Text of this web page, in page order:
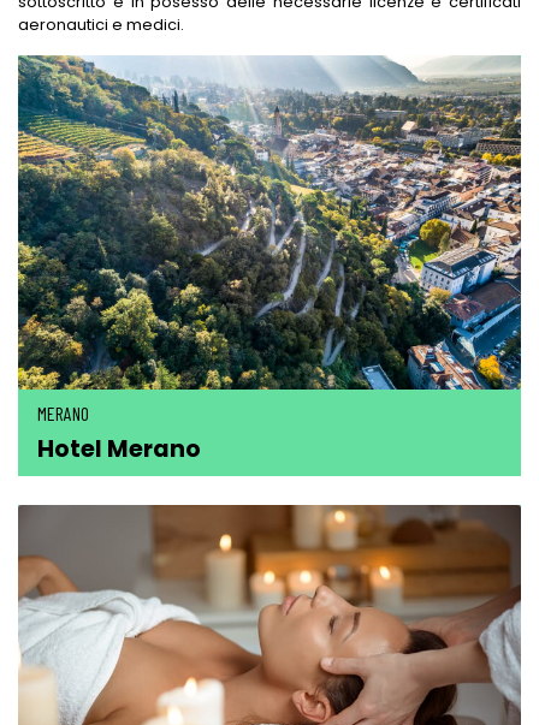
aeronautici e medici.
MERANO
Hotel Merano